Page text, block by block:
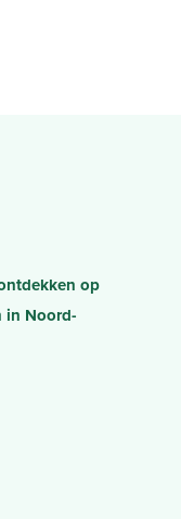
op
in Noord-